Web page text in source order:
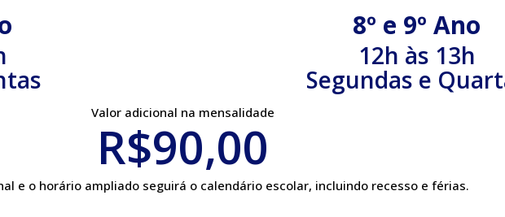
8º e 9º Ano
12h às 13h
Segundas e
Valor adicional na mensalidade
R$90,00
e o horário ampliado seguirá o calendário escolar, incluindo recesso e férias.